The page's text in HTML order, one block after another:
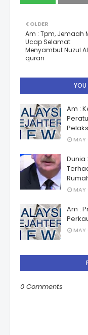
OLDER
Am : Tpm, Jemaah
Ucap Selamat
Menyambut Nuzul
quran
YOU
Am :
Dunia
Am :
0 Comments